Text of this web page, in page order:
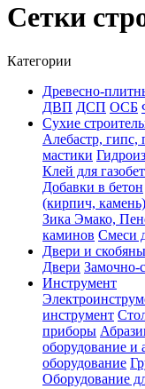
Сетки
Категории
Древесно-
ДВП ДСП ОСБ
Сухие
Алебастр, гипс,
мастики
Клей для
Добавки в бетон
(кирпич, камень)
Зика Эмако,
каминов Смеси
Двери и
Двери Замочно-
Инструмент
инструмент
приборы
оборудование и
оборудование
Оборудование